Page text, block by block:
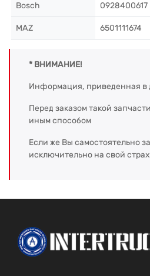
Bosch 0928400617
MAZ 6501111674
* ВНИМАНИЕ!
Информация, приведенная в
Перед заказом такой
иным способом
Если же Вы самостоятельно
исключительно на свой